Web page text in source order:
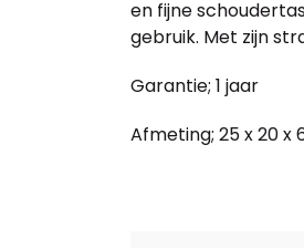
en fijne
gebruik. Met zijn
Garantie; 1 jaar
Afmeting; 25 x 20 x